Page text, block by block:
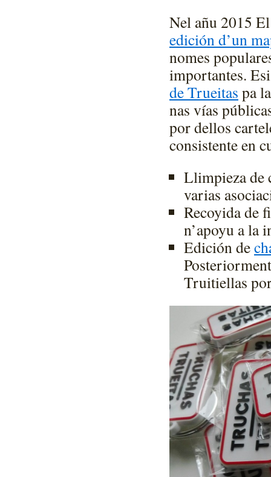
Nel añu 2015
edición d’un
nomes
importantes.
de Trueitas pa
nas vías
por dellos
consistente en
Llimpieza de
varias
Recoyida de
n’apoyu a la
Edición de
Truitiellas